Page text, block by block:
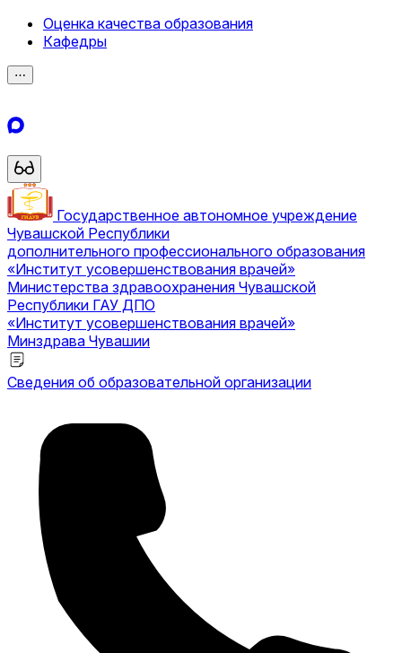
Оценка качества образования
Кафедры
⋯
Государственное автономное учреждение
Чувашской Республики
дополнительного профессионального образования
«Институт усовершенствования врачей»
Министерства здравоохранения Чувашской
Республики ГАУ ДПО
«Институт усовершенствования врачей»
Минздрава Чувашии
Сведения об образовательной организации